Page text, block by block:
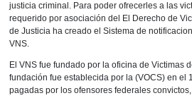
justicia criminal. Para poder ofrecerles a las
requerido por asociación del El Derecho de
de Justicia ha creado el Sistema de
VNS.
El VNS fue fundado por la oficina de Victimas
fundación fue establecida por la (VOCS) en
pagadas por los ofensores federales